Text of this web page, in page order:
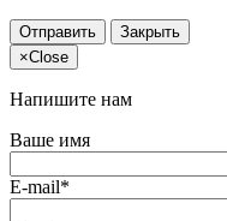
Отправить
Закрыть
×Close
Напишите нам
Ваше имя
E-mail*